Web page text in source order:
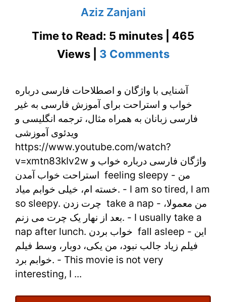
Aziz Zanjani
Time to Read: 5 minutes | 465
Views | 3 Commentson
فارسی
درباره
و
استراحت
با
ترجمه
انگلیسی
آشنایی با واژگان و اصطلاحات فارسی درباره
خواب و استراحت برای آموزش فارسی به غیر
فارسی زبانان به همراه مثال، ترجمه انگلیسی و
ویدئوی آموزشی
https://www.youtube.com/watch?
v=xmtn83kIv2w واژگان فارسی درباره خواب و
استراحت خواب آمدن feeling sleepy - من
خسته ام، خیلی خوابم میاد. - I am so tired, I am
so sleepy. چرت زدن take a nap - من معمولا،
بعد از نهار یک چرت می زنم. - I usually take a
nap after lunch. خواب بردن fall asleep - این
فیلم زیاد جالب نبود، من یکی، دوبار، وسط فیلم
خوابم برد. - This movie is not very
interesting, I ...